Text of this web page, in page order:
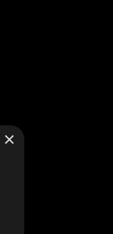
×